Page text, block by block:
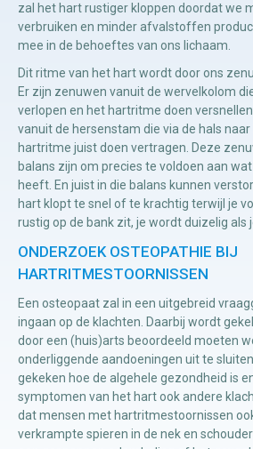
zal het hart rustiger kloppen doordat we
verbruiken en minder afvalstoffen
mee in de behoeftes van ons lichaam.
Dit ritme van het hart wordt door ons
Er zijn zenuwen vanuit de wervelkolom
verlopen en het hartritme doen
vanuit de hersenstam die via de hals
hartritme juist doen vertragen. Deze
balans zijn om precies te voldoen aan
heeft. En juist in die balans kunnen
hart klopt te snel of te krachtig terwijl je
rustig op de bank zit, je wordt duizelig als
ONDERZOEK OSTEOPATHIE BIJ
HARTRITMESTOORNISSEN
Een osteopaat zal in een uitgebreid
ingaan op de klachten. Daarbij wordt
door een (huis)arts beoordeeld moeten
onderliggende aandoeningen uit te
gekeken hoe de algehele gezondheid is
symptomen van het hart ook andere
dat mensen met hartritmestoornissen
verkrampte spieren in de nek en